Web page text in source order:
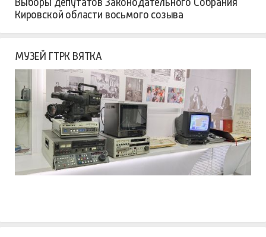
Кировской области восьмого созыва
МУЗЕЙ ГТРК ВЯТКА